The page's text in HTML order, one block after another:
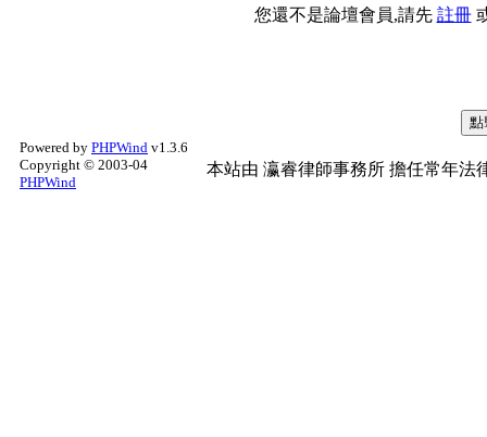
您還不是論壇會員,請先 註冊
Powered by PHPWind v1.3.6
Copyright © 2003-04
PHPWind
本站由 瀛睿律師事務所 擔任常年法